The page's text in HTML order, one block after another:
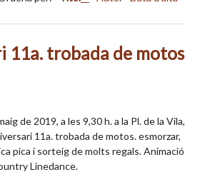
11a. trobada de motos
de 2019, a les 9,30 h. a la Pl. de la Vila,
11a. trobada de motos. esmorzar,
pica i sorteig de molts regals. Animació
Linedance.